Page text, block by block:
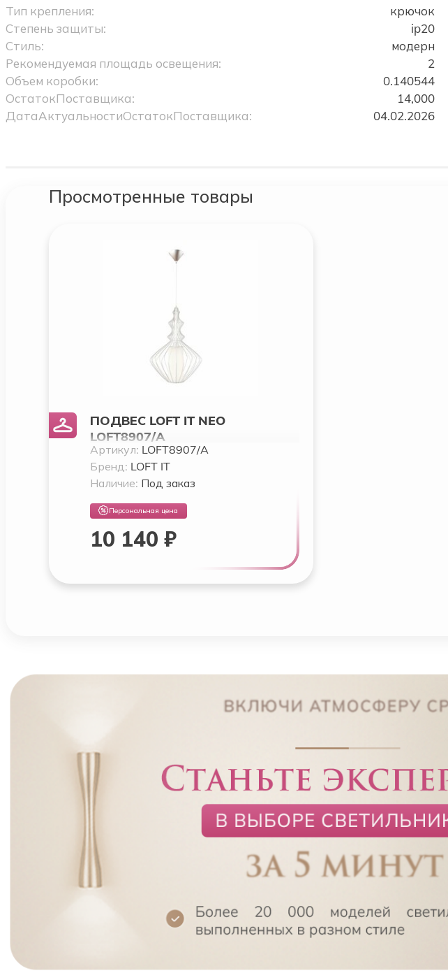
Тип крепления:
крючок
Степень защиты:
ip20
Стиль:
модерн
Рекомендуемая площадь освещения:
2
Объем коробки:
0.140544
ОстатокПоставщика:
14,000
ДатаАктуальностиОстатокПоставщика:
04.02.2026
Просмотренные товары
ПОДВЕС LOFT IT NEO
LOFT8907/A
Артикул: LOFT8907/A
Бренд: LOFT IT
Наличие: Под заказ
Персональная цена
10 140 ₽